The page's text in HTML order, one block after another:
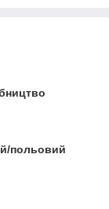
польовий